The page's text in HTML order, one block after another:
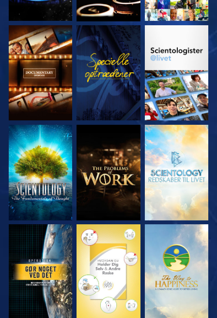
UDFORSK SERIEN SE UDFORSK SERIEN
UDFORSK SERIEN UDFORSK SERIEN UDFORSK SERIEN
SE SE SE